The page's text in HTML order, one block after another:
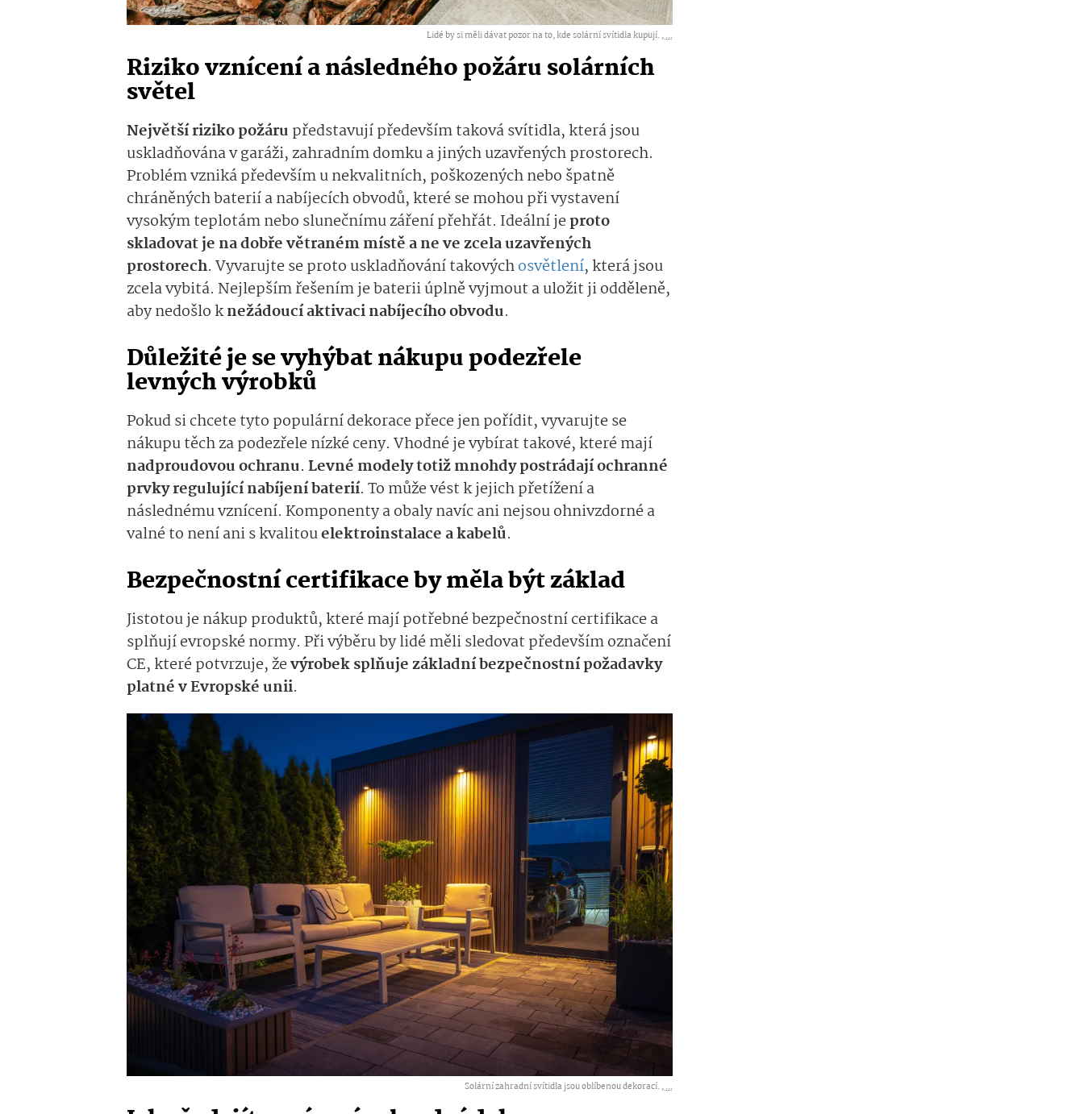
Lidé by si měli dávat pozor na to, kde solární svítidla kupují. ,...
Riziko vznícení a následného požáru solárních
světel
Největší riziko požáru představují především taková svítidla, která jsou
uskladňována v garáži, zahradním domku a jiných uzavřených prostorech.
Problém vzniká především u nekvalitních, poškozených nebo špatně
chráněných baterií a nabíjecích obvodů, které se mohou při vystavení
vysokým teplotám nebo slunečnímu záření přehřát. Ideální jeproto
skladovat je na dobře větraném místě a ne ve zcela uzavřených
prostorech. Vyvarujte se proto uskladňování takovýchosvětlení, která jsou
zcela vybitá. Nejlepším řešením je baterii úplně vyjmout a uložit ji odděleně,
aby nedošlo knežádoucí aktivaci nabíjecího obvodu.
Důležité je se vyhýbat nákupu podezřele
levných výrobků
Pokud si chcete tyto populární dekorace přece jen pořídit, vyvarujte se
nákupu těch za podezřele nízké ceny. Vhodné je vybírat takové, které mají
nadproudovou ochranu. Levné modely totiž mnohdy postrádají ochranné
prvkyregulující nabíjení baterií. To může vést k jejich přetížení a
následnému vznícení. Komponenty a obaly navíc ani nejsou ohnivzdorné a
valné to není ani s kvalitouelektroinstalace a kabelů.
Bezpečnostní certifikace by měla být základ
Jistotou je nákup produktů, které mají potřebné bezpečnostní certifikace a
splňují evropské normy. Při výběru by lidé měli sledovat především označení
CE, které potvrzuje, ževýrobek splňuje základní bezpečnostní požadavky
platné v Evropské unii.
Solární zahradní svítidla jsou oblíbenou dekorací. ,...